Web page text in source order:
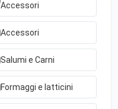
Accessori
Accessori
Salumi e Carni
Formaggi e latticini